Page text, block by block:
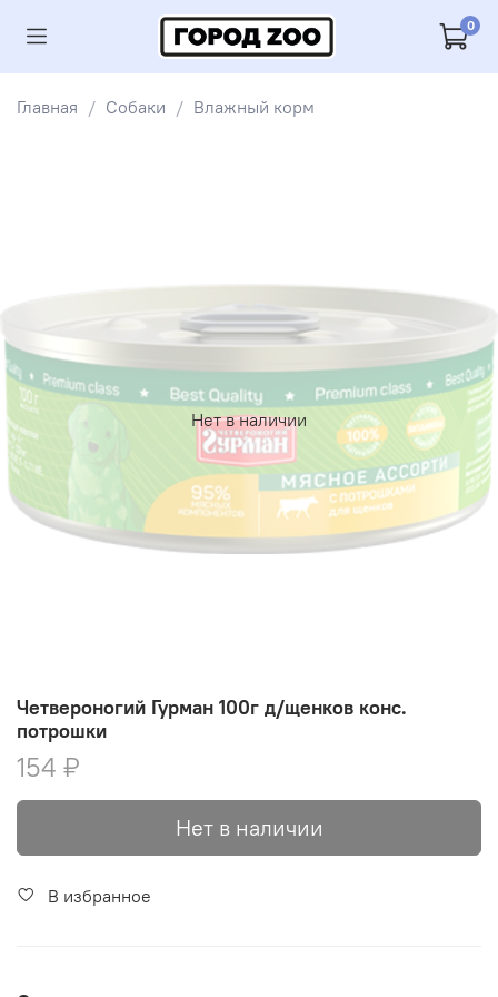
0
Главная Собаки Влажный корм
Нет в наличии
Четвероногий Гурман 100г д/щенков конс.
потрошки
154 ₽
Нет в наличии
В избранное